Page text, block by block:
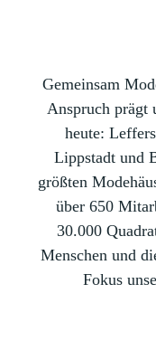
Gemeinsam
Anspruch prägt
heute:
Lippstadt und
größten
über 650
30.000
Menschen und
Fokus